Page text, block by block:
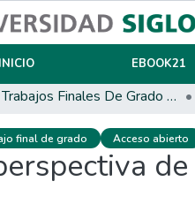
INICIO EBOOK21
Trabajos Finales De Grado Y Posgrado
final de grado Acceso abierto